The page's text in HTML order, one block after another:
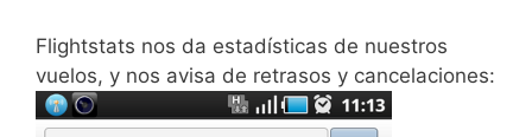
Flightstats nos da estadísticas de nuestros
vuelos, y nos avisa de retrasos y cancelaciones: